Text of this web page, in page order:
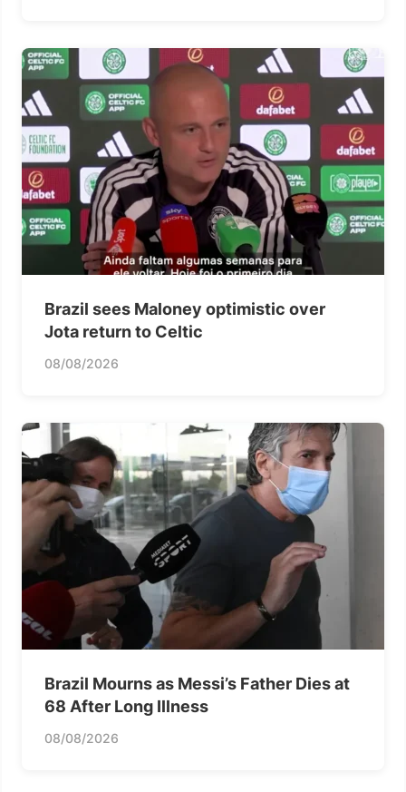
Brazil sees Maloney optimistic over
Jota return to Celtic
08/08/2026
Brazil Mourns as Messi’s Father Dies at
68 After Long Illness
08/08/2026